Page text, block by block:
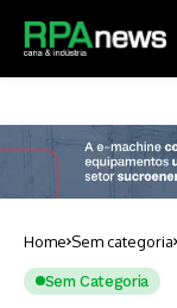
Home Sem categoria
Sem Categoria